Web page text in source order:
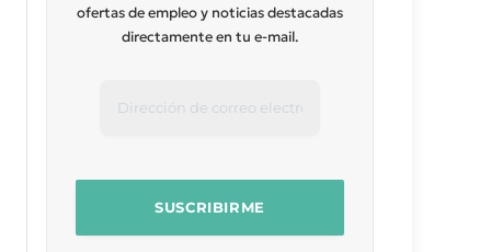
ofertas de empleo y noticias destacadas
directamente en tu e-mail.